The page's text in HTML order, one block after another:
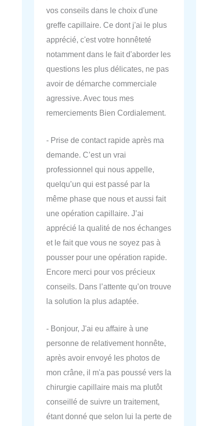
vos conseils dans le choix d'une
greffe capillaire. Ce dont j'ai le plus
apprécié, c'est votre honnêteté
notamment dans le fait d'aborder les
questions les plus délicates, ne pas
avoir de démarche commerciale
agressive. Avec tous mes
remerciements Bien Cordialement.
- Prise de contact rapide après ma
demande. C’est un vrai
professionnel qui nous appelle,
quelqu’un qui est passé par la
même phase que nous et aussi fait
une opération capillaire. J’ai
apprécié la qualité de nos échanges
et le fait que vous ne soyez pas à
pousser pour une opération rapide.
Encore merci pour vos précieux
conseils. Dans l’attente qu’on trouve
la solution la plus adaptée.
- Bonjour, J'ai eu affaire à une
personne de relativement honnête,
après avoir envoyé les photos de
mon crâne, il m'a pas poussé vers la
chirurgie capillaire mais ma plutôt
conseillé de suivre un traitement,
étant donné que selon lui la perte de